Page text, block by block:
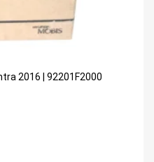
2016 | 92201F2000